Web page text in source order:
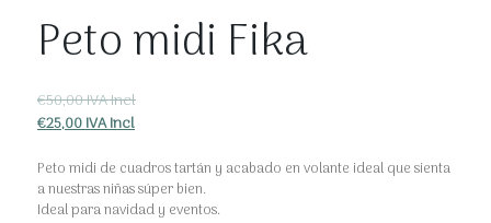
Peto midi Fika
€50,00IVA Incl
€25,00IVA Incl
Peto midi de cuadros tartán y acabado en volante ideal que sienta
a nuestras niñas súper bien.
Ideal para navidad y eventos.